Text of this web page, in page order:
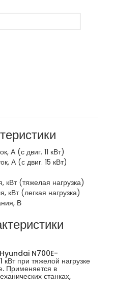
А (с двиг. 11 кВт)
А (с двиг. 15 кВт)
кВт (тяжелая нагрузка)
кВт (легкая нагрузка)
В
Hyundai N700E-
кВт при тяжелой нагрузке
Применяется в
станках,